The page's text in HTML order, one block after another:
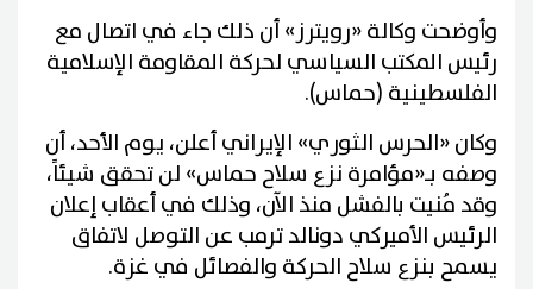
وأوضحت وكالة «رويترز» أن ذلك جاء في اتصال ⁠مع
⁠رئيس المكتب السياسي لحركة المقاومة الإسلامية
الفلسطينية (حماس).
وكان «الحرس الثوري» الإيراني أعلن، يوم الأحد، أن
وصفه بـ«مؤامرة نزع سلاح حماس» لن تحقق شيئاً،
وقد مُنيت بالفشل منذ الآن، وذلك في أعقاب إعلان
الرئيس الأميركي دونالد ترمب عن التوصل لاتفاق
يسمح بنزع سلاح الحركة والفصائل في غزة.